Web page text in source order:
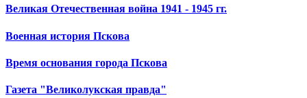
Великая Отечественная война 1941 - 1945 гг.
Военная история Пскова
Время основания города Пскова
Газета "Великолукская правда"